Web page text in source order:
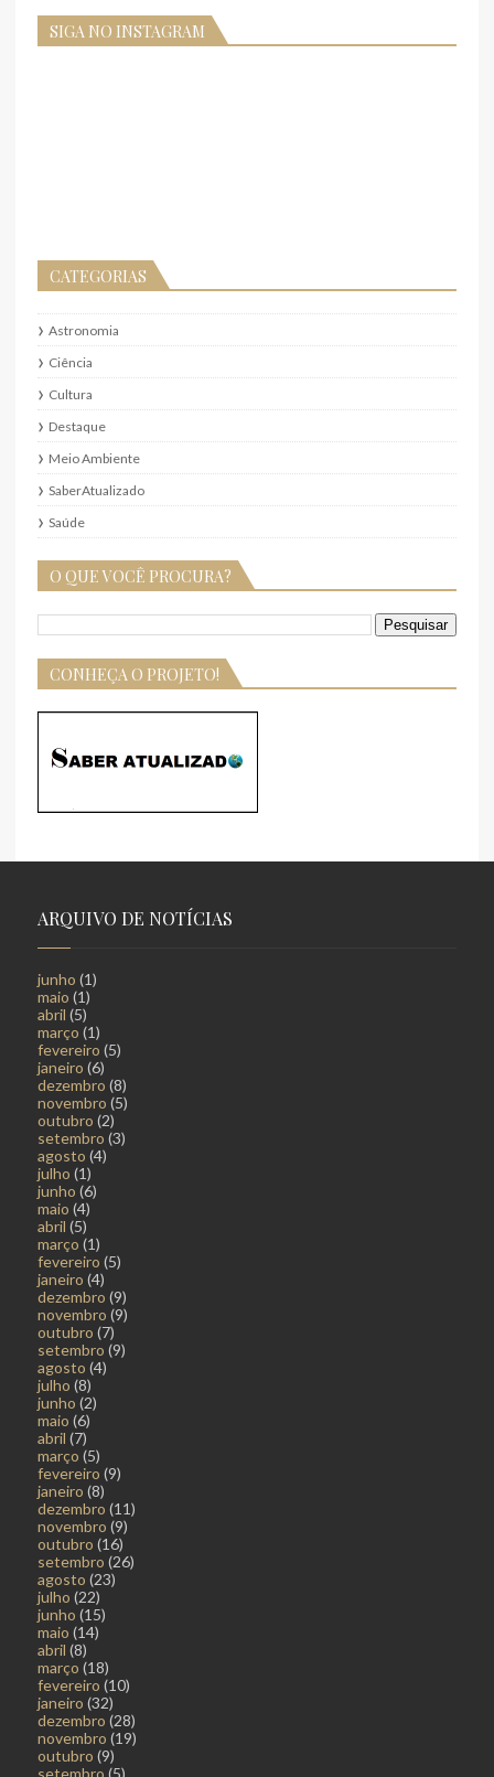
SIGA NO INSTAGRAM
CATEGORIAS
Astronomia
Ciência
Cultura
Destaque
Meio Ambiente
SaberAtualizado
Saúde
O QUE VOCÊ PROCURA?
CONHEÇA O PROJETO!
ARQUIVO DE NOTÍCIAS
junho (1)
maio (1)
abril (5)
março (1)
fevereiro (5)
janeiro (6)
dezembro (8)
novembro (5)
outubro (2)
setembro (3)
agosto (4)
julho (1)
junho (6)
maio (4)
abril (5)
março (1)
fevereiro (5)
janeiro (4)
dezembro (9)
novembro (9)
outubro (7)
setembro (9)
agosto (4)
julho (8)
junho (2)
maio (6)
abril (7)
março (5)
fevereiro (9)
janeiro (8)
dezembro (11)
novembro (9)
outubro (16)
setembro (26)
agosto (23)
julho (22)
junho (15)
maio (14)
abril (8)
março (18)
fevereiro (10)
janeiro (32)
dezembro (28)
novembro (19)
outubro (9)